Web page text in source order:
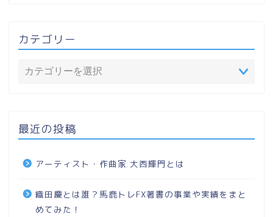
カテゴリー
最近の投稿
アーティスト・作曲家 大西輝門とは
織田慶とは誰？馬鹿トレFX著書の事業や実績をまと
めてみた！